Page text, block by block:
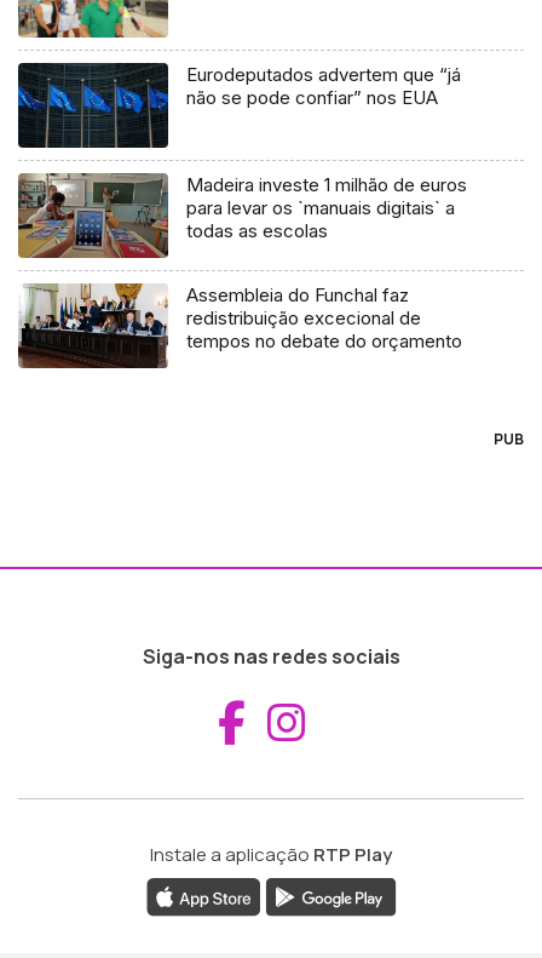
Eurodeputados advertem que “já
não se pode confiar” nos EUA
Madeira investe 1 milhão de euros
para levar os `manuais digitais` a
todas as escolas
Assembleia do Funchal faz
redistribuição excecional de
tempos no debate do orçamento
PUB
Siga-nos nas redes sociais
Aceder ao
Instale a aplicação RTP Play